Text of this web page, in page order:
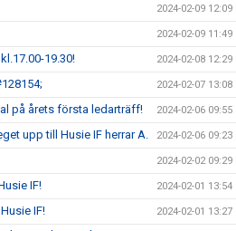
2024-02-09 12:09
2024-02-09 11:49
19.30! 2024-02-08 12:29
2024-02-07 13:08
på årets första ledarträff! 2024-02-06 09:55
upp till Husie IF herrar A. 2024-02-06 09:23
2024-02-02 09:29
IF! 2024-02-01 13:54
IF! 2024-02-01 13:27